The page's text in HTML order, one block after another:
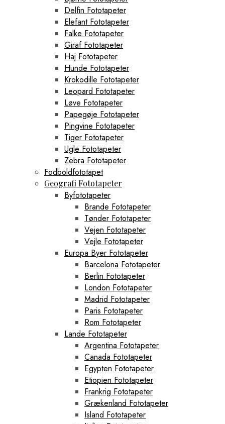
Delfin Fototapeter
Elefant Fototapeter
Falke Fototapeter
Giraf Fototapeter
Haj Fototapeter
Hunde Fototapeter
Krokodille Fototapeter
Leopard Fototapeter
Løve Fototapeter
Papegøje Fototapeter
Pingvine Fototapeter
Tiger Fototapeter
Ugle Fototapeter
Zebra Fototapeter
Fodboldfototapet
Geografi Fototapeter
Byfototapeter
Brande Fototapeter
Tønder Fototapeter
Vejen Fototapeter
Vejle Fototapeter
Europa Byer Fototapeter
Barcelona Fototapeter
Berlin Fototapeter
London Fototapeter
Madrid Fototapeter
Paris Fototapeter
Rom Fototapeter
Lande Fototapeter
Argentina Fototapeter
Canada Fototapeter
Egypten Fototapeter
Etiopien Fototapeter
Frankrig Fototapeter
Grækenland Fototapeter
Island Fototapeter